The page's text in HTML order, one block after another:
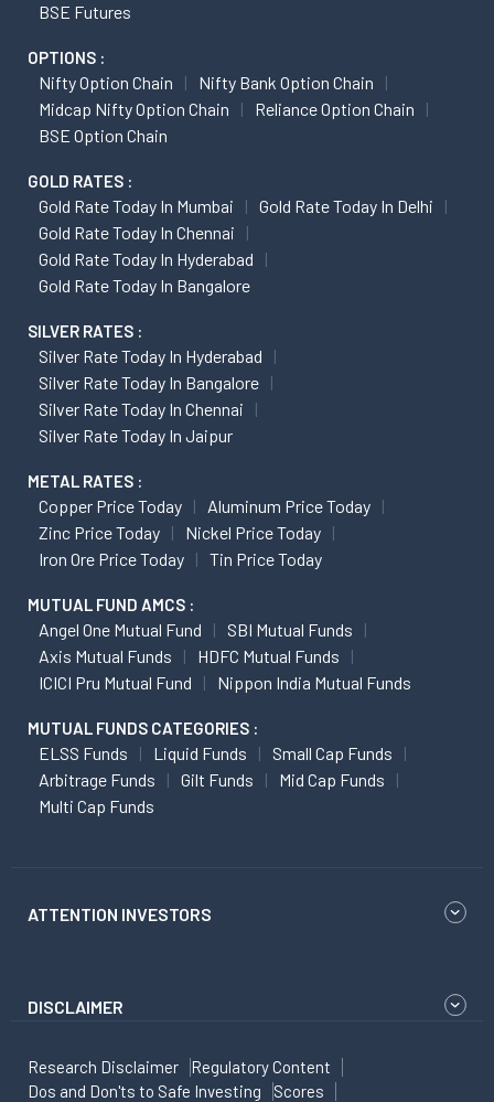
BSE Futures
OPTIONS :
Nifty Option Chain
Nifty Bank Option Chain
Midcap Nifty Option Chain
Reliance Option Chain
BSE Option Chain
GOLD RATES :
Gold Rate Today In Mumbai
Gold Rate Today In Delhi
Gold Rate Today In Chennai
Gold Rate Today In Hyderabad
Gold Rate Today In Bangalore
SILVER RATES :
Silver Rate Today In Hyderabad
Silver Rate Today In Bangalore
Silver Rate Today In Chennai
Silver Rate Today In Jaipur
METAL RATES :
Copper Price Today
Aluminum Price Today
Zinc Price Today
Nickel Price Today
Iron Ore Price Today
Tin Price Today
MUTUAL FUND AMCS :
Angel One Mutual Fund
SBI Mutual Funds
Axis Mutual Funds
HDFC Mutual Funds
ICICI Pru Mutual Fund
Nippon India Mutual Funds
MUTUAL FUNDS CATEGORIES :
ELSS Funds Liquid Funds
Small Cap Funds
Arbitrage Funds
Gilt Funds
Mid Cap Funds
Multi Cap Funds
ATTENTION INVESTORS
DISCLAIMER
Research Disclaimer
Regulatory Content
Dos and Don'ts to Safe Investing
Scores